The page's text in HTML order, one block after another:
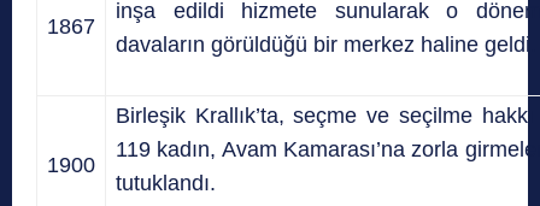
1867
inşa edildi hizmete sunularak o
davaların görüldüğü bir merkez haline geldi.
1900
Birleşik Krallık’ta, seçme ve seçilme
119 kadın, Avam Kamarası’na zorla
tutuklandı.